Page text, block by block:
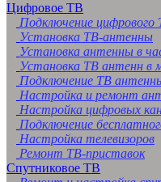
Цифровое ТВ
Подключение цифрового
Установка ТВ-антенны
Установка антенны в
Установка ТВ антенн в
Подключение ТВ
Настройка и ремонт
Настройка цифровых
Подключение
Настройка телевизоров
Ремонт ТВ-приставок
Спутниковое ТВ